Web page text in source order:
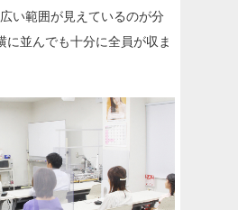
い範囲が見えているのが分
に並んでも十分に全員が収ま